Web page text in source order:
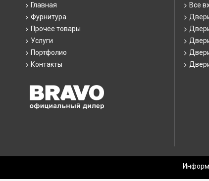
Главная
Фурнитура
Прочее товары
Услуги
Портфолио
Контакты
Все